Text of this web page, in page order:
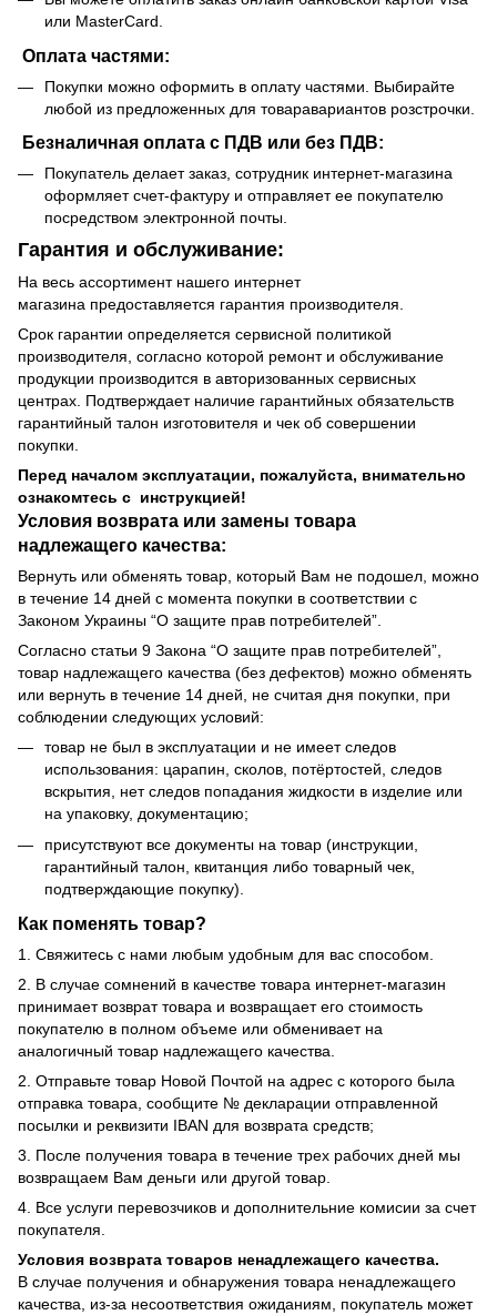
или MasterCard.
Оплата частями:
Покупки можно оформить в оплату частями. Выбирайте
любой из предложенных для товаравариантов розстрочки.
Безналичная оплата с ПДВ или без ПДВ:
Покупатель делает заказ, сотрудник интернет-магазина
оформляет счет-фактуру и отправляет ее покупателю
посредством электронной почты.
Гарантия и обслуживание:
На весь ассортимент нашего интернет
магазина предоставляется гарантия производителя.
Срок гарантии определяется сервисной политикой
производителя, согласно которой ремонт и обслуживание
продукции производится в авторизованных сервисных
центрах. Подтверждает наличие гарантийных обязательств
гарантийный талон изготовителя и чек об совершении
покупки.
Перед началом эксплуатации, пожалуйста, внимательно
ознакомтесь с инструкцией!
Условия возврата или замены товара
надлежащего качества:
Вернуть или обменять товар, который Вам не подошел, можно
в течение 14 дней с момента покупки в соответствии с
Законом Украины “О защите прав потребителей”.
Согласно статьи 9 Закона “О защите прав потребителей”,
товар надлежащего качества (без дефектов) можно обменять
или вернуть в течение 14 дней, не считая дня покупки, при
соблюдении следующих условий:
товар не был в эксплуатации и не имеет следов
использования: царапин, сколов, потёртостей, следов
вскрытия, нет следов попадания жидкости в изделие или
на упаковку, документацию;
присутствуют все документы на товар (инструкции,
гарантийный талон, квитанция либо товарный чек,
подтверждающие покупку).
Как поменять товар?
1. Свяжитесь с нами любым удобным для вас способом.
2. В случае сомнений в качестве товара интернет-магазин
принимает возврат товара и возвращает его стоимость
покупателю в полном объеме или обменивает на
аналогичный товар надлежащего качества.
2. Отправьте товар Новой Почтой на адрес с которого была
отправка товара, сообщите № декларации отправленной
посылки и реквизити IBAN для возврата средств;
3. После получения товара в течение трех рабочих дней мы
возвращаем Вам деньги или другой товар.
4. Все услуги перевозчиков и дополнительние комисии за счет
покупателя.
Условия возврата товаров ненадлежащего качества.
В случае получения и обнаружения товара ненадлежащего
качества, из-за несоответствия ожиданиям, покупатель может